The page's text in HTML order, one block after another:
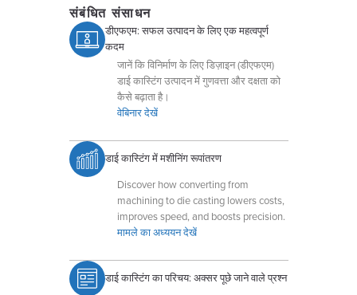
संबंधित संसाधन
डीएफएम: सफल उत्पादन के लिए एक महत्वपूर्ण
कदम
जानें कि विनिर्माण के लिए डिज़ाइन (डीएफएम)
डाई कास्टिंग उत्पादन में गुणवत्ता और दक्षता को
कैसे बढ़ाता है।
वेबिनार देखें
डाई कास्टिंग में मशीनिंग रूपांतरण
Discover how converting from
machining to die casting lowers costs,
improves speed, and boosts precision.
मामले का अध्ययन देखें
डाई कास्टिंग का परिचय: अक्सर पूछे जाने वाले प्रश्न